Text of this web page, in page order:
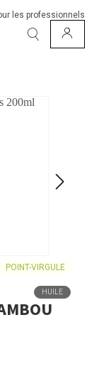
les professionnels
POINT-VIRGULE
HUILE